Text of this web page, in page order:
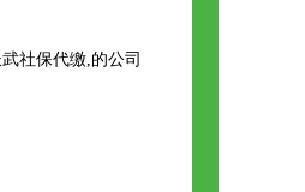
社保代缴,的公司